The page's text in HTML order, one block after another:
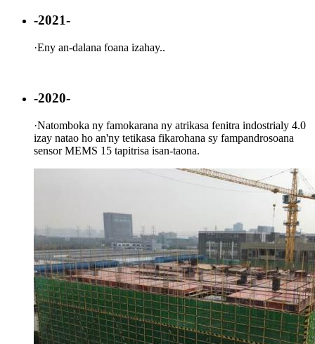
-2021-
·Eny an-dalana foana izahay..
-2020-
·Natomboka ny famokarana ny atrikasa fenitra indostrialy 4.0
izay natao ho an'ny tetikasa fikarohana sy fampandrosoana
sensor MEMS 15 tapitrisa isan-taona.